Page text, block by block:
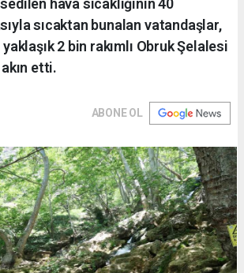
hava sıcaklığının 40
sıcaktan bunalan vatandaşlar,
2 bin rakımlı Obruk Şelalesi
etti.
ABONE OL